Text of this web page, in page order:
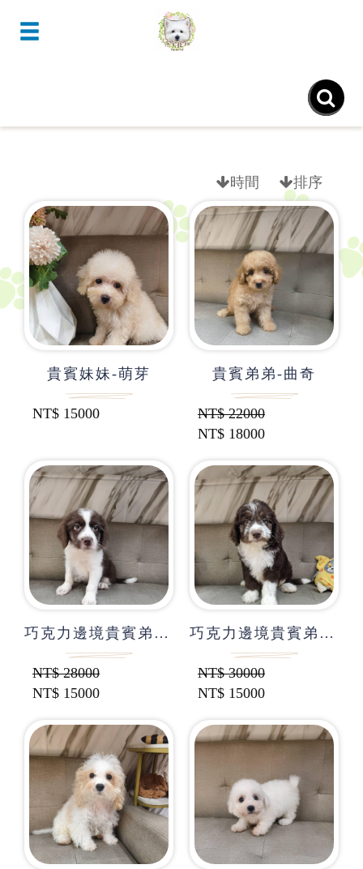
- ♡♡萬元特區(10000±) -
時間 排序
貴賓妹妹-萌芽
NT$ 15000
貴賓弟弟-曲奇
NT$22000
NT$ 18000
巧克力邊境貴賓弟弟-殿轟
NT$28000
NT$ 15000
巧克力邊境貴賓弟弟-立投
NT$30000
NT$ 15000